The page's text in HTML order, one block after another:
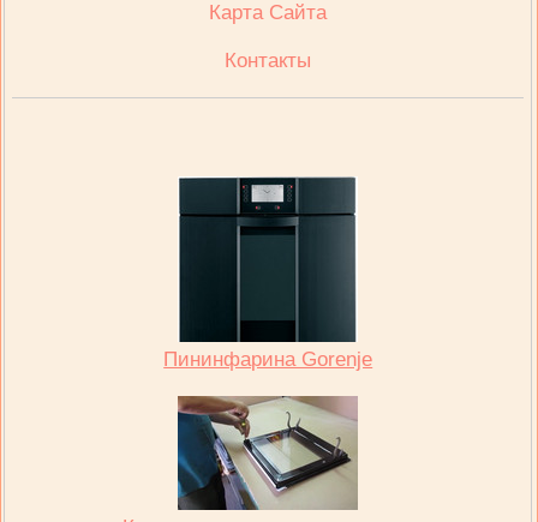
Карта Сайта
Контакты
Пининфарина Gorenje